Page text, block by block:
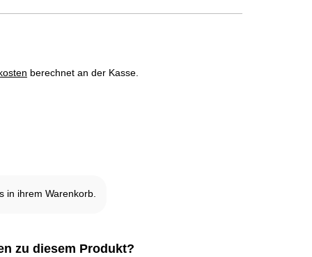
berechnet an der Kasse.
in ihrem Warenkorb.
zu diesem Produkt?